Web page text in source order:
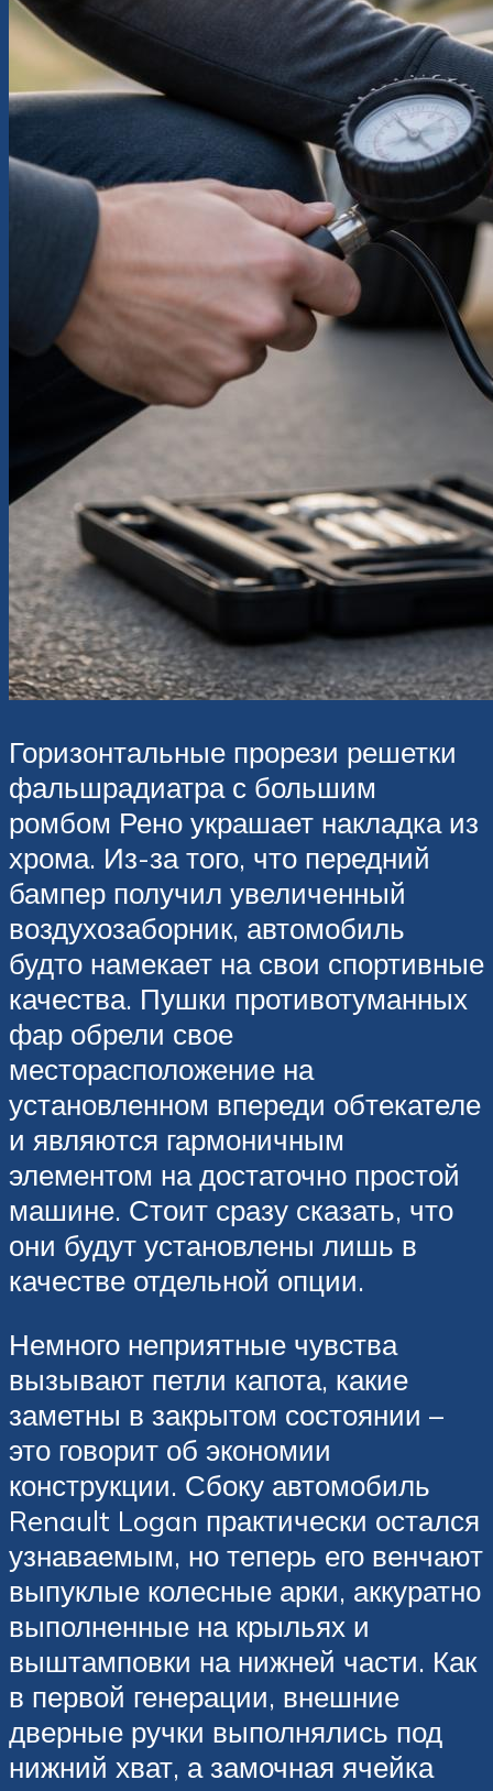
Горизонтальные прорези решетки
фальшрадиатра с большим
ромбом Рено украшает накладка из
хрома. Из-за того, что передний
бампер получил увеличенный
воздухозаборник, автомобиль
будто намекает на свои спортивные
качества. Пушки противотуманных
фар обрели свое
месторасположение на
установленном впереди обтекателе
и являются гармоничным
элементом на достаточно простой
машине. Стоит сразу сказать, что
они будут установлены лишь в
качестве отдельной опции.
Немного неприятные чувства
вызывают петли капота, какие
заметны в закрытом состоянии –
это говорит об экономии
конструкции. Сбоку автомобиль
Renault Logan практически остался
узнаваемым, но теперь его венчают
выпуклые колесные арки, аккуратно
выполненные на крыльях и
выштамповки на нижней части. Как
в первой генерации, внешние
дверные ручки выполнялись под
нижний хват, а замочная ячейка